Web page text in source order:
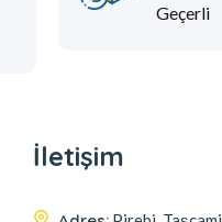
Geçerli
İletişim